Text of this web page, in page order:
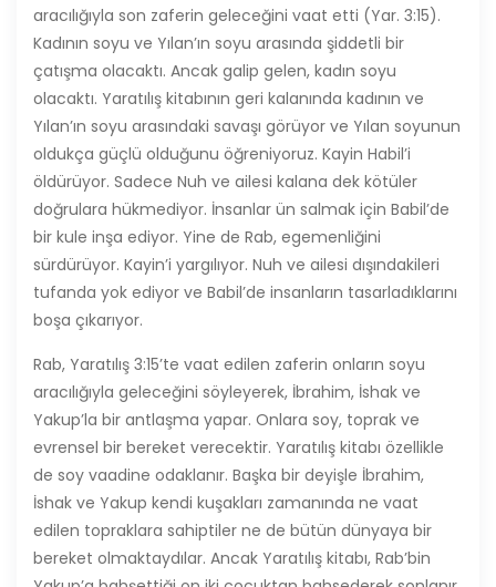
aracılığıyla son zaferin geleceğini vaat etti (Yar. 3:15).
Kadının soyu ve Yılan’ın soyu arasında şiddetli bir
çatışma olacaktı. Ancak galip gelen, kadın soyu
olacaktı. Yaratılış kitabının geri kalanında kadının ve
Yılan’ın soyu arasındaki savaşı görüyor ve Yılan soyunun
oldukça güçlü olduğunu öğreniyoruz. Kayin Habil’i
öldürüyor. Sadece Nuh ve ailesi kalana dek kötüler
doğrulara hükmediyor. İnsanlar ün salmak için Babil’de
bir kule inşa ediyor. Yine de Rab, egemenliğini
sürdürüyor. Kayin’i yargılıyor. Nuh ve ailesi dışındakileri
tufanda yok ediyor ve Babil’de insanların tasarladıklarını
boşa çıkarıyor.
Rab, Yaratılış 3:15’te vaat edilen zaferin onların soyu
aracılığıyla geleceğini söyleyerek, İbrahim, İshak ve
Yakup’la bir antlaşma yapar. Onlara soy, toprak ve
evrensel bir bereket verecektir. Yaratılış kitabı özellikle
de soy vaadine odaklanır. Başka bir deyişle İbrahim,
İshak ve Yakup kendi kuşakları zamanında ne vaat
edilen topraklara sahiptiler ne de bütün dünyaya bir
bereket olmaktaydılar. Ancak Yaratılış kitabı, Rab’bin